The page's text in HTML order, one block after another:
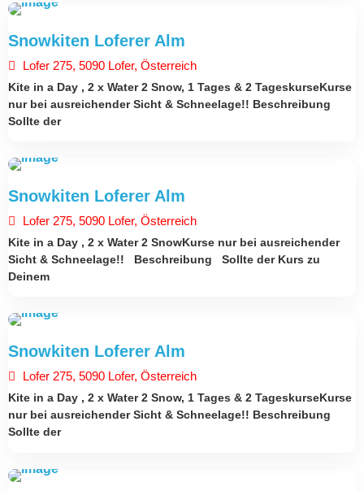
Snowkiten Loferer Alm
Lofer 275, 5090 Lofer, Österreich
Kite in a Day , 2 x Water 2 Snow, 1 Tages & 2 TageskurseKurse
nur bei ausreichender Sicht & Schneelage!! Beschreibung
Sollte der
Snowkiten Loferer Alm
Lofer 275, 5090 Lofer, Österreich
Kite in a Day , 2 x Water 2 SnowKurse nur bei ausreichender
Sicht & Schneelage!! Beschreibung Sollte der Kurs zu
Deinem
Snowkiten Loferer Alm
Lofer 275, 5090 Lofer, Österreich
Kite in a Day , 2 x Water 2 Snow, 1 Tages & 2 TageskurseKurse
nur bei ausreichender Sicht & Schneelage!! Beschreibung
Sollte der